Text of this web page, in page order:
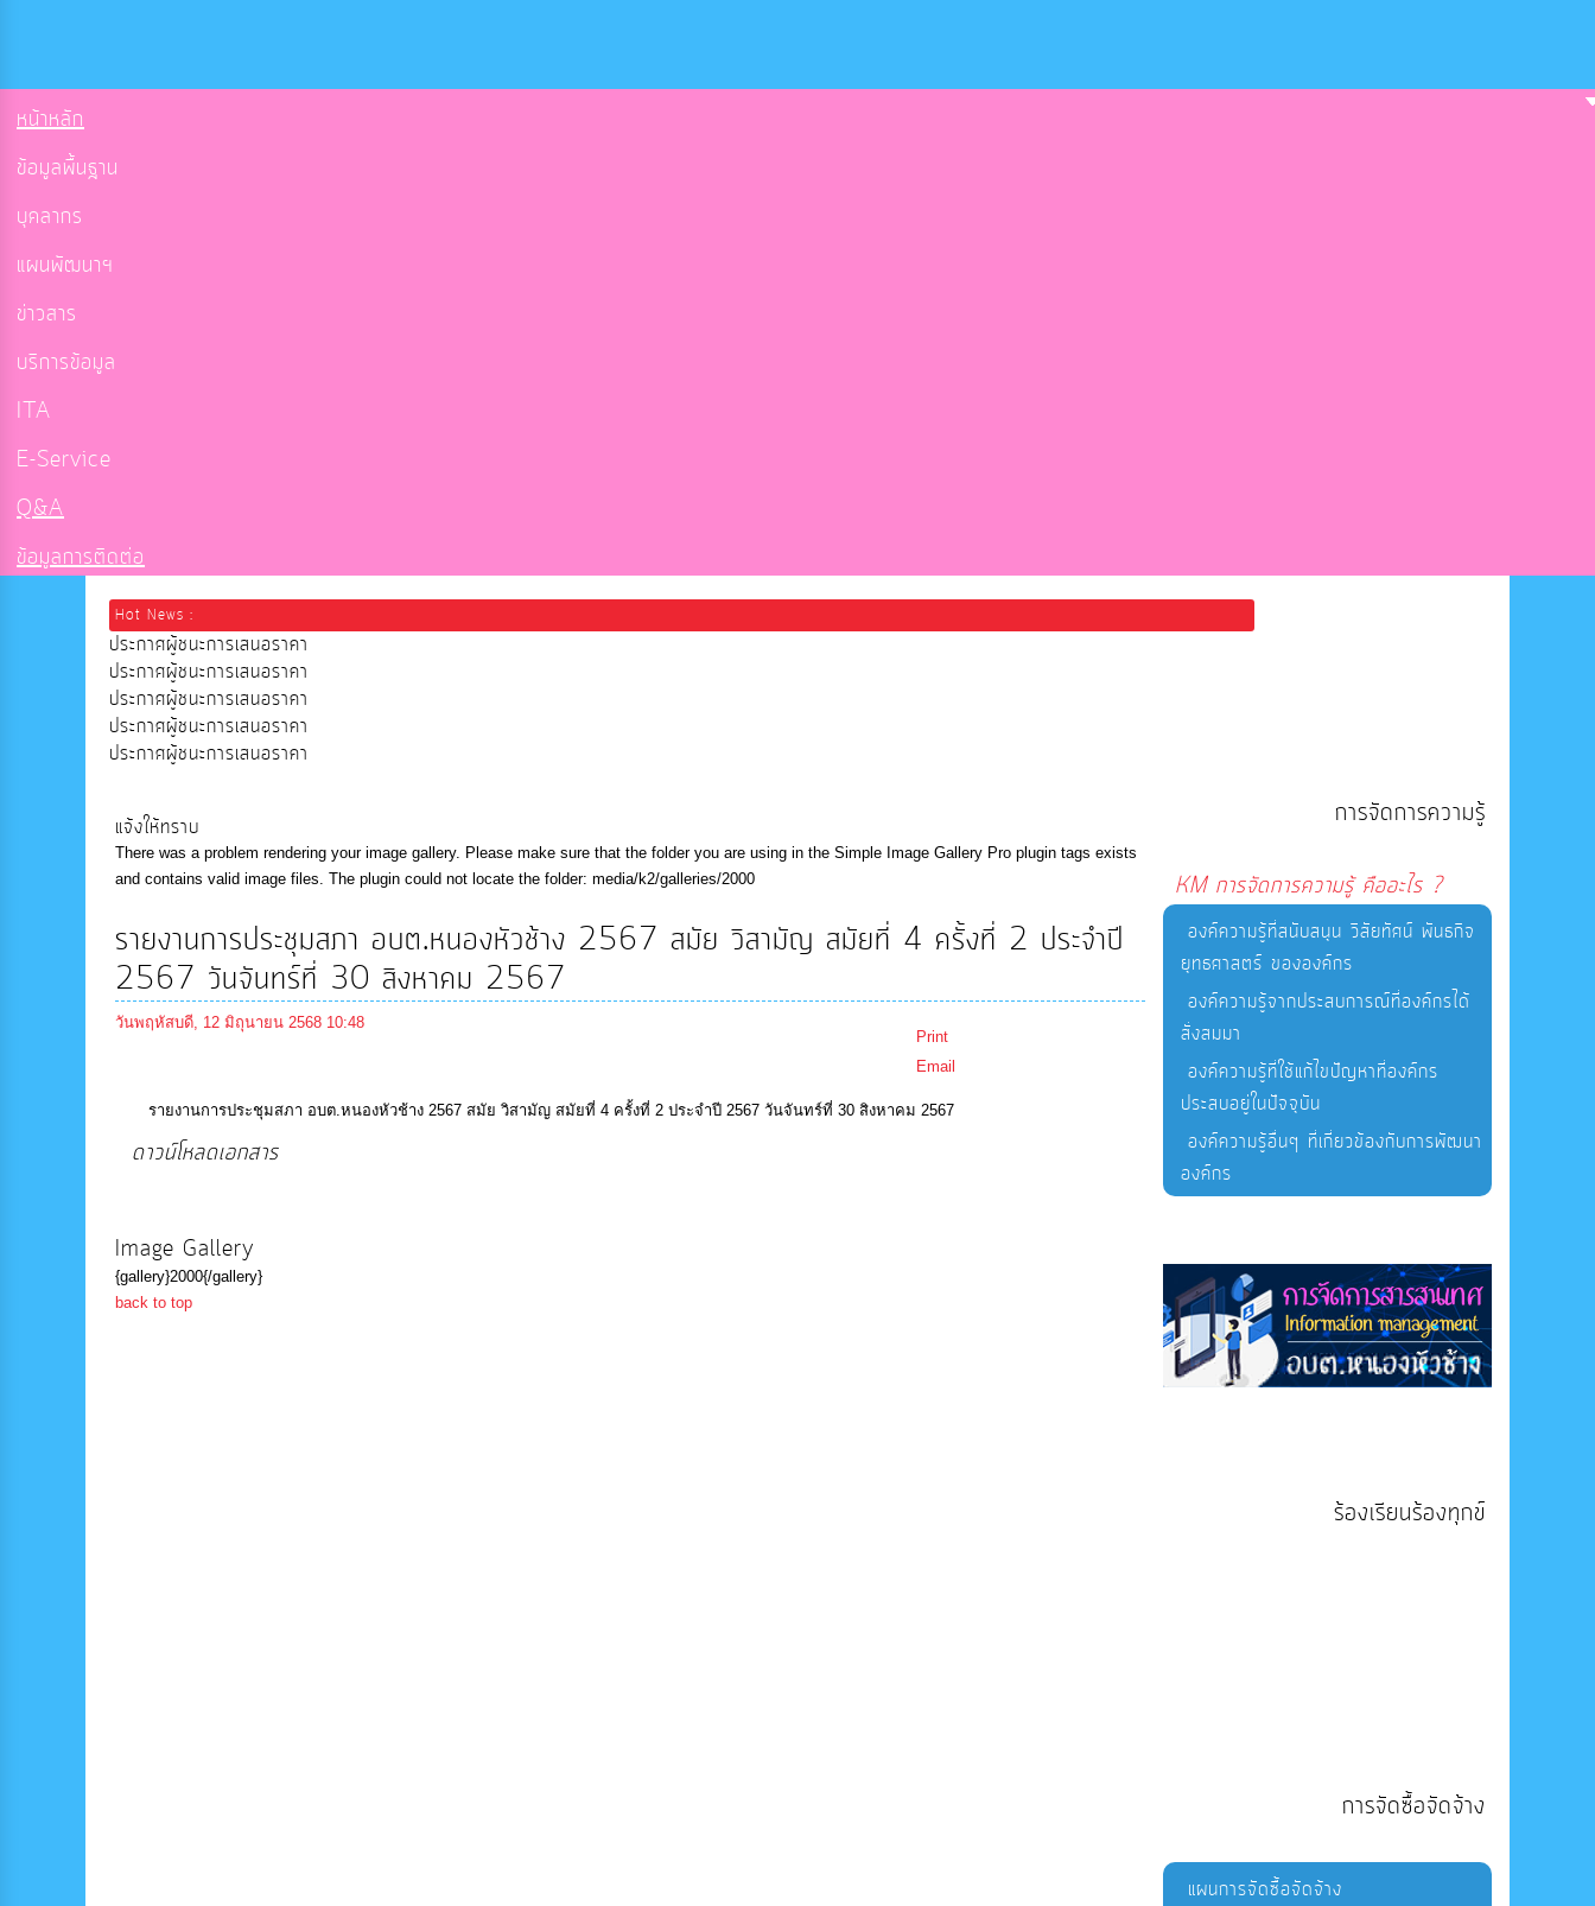
หน้าหลัก
ข้อมูลพื้นฐาน
บุคลากร
แผนพัฒนาฯ
ข่าวสาร
บริการข้อมูล
ITA
E-Service
Q&A
ข้อมูลการติดต่อ
Hot News :
ประกาศผู้ชนะการเสนอราคา
ประกาศผู้ชนะการเสนอราคา
ประกาศผู้ชนะการเสนอราคา
ประกาศผู้ชนะการเสนอราคา
ประกาศผู้ชนะการเสนอราคา
แจ้งให้ทราบ
There was a problem rendering your image gallery. Please make sure that the folder you are using in the Simple Image Gallery Pro plugin tags exists
and contains valid image files. The plugin could not locate the folder: media/k2/galleries/2000
รายงานการประชุมสภา อบต.หนองหัวช้าง 2567 สมัย วิสามัญ สมัยที่ 4 ครั้งที่ 2 ประจำปี
2567 วันจันทร์ที่ 30 สิงหาคม 2567
วันพฤหัสบดี, 12 มิถุนายน 2568 10:48
Print
Email
รายงานการประชุมสภา อบต.หนองหัวช้าง 2567 สมัย วิสามัญ สมัยที่ 4 ครั้งที่ 2 ประจำปี 2567 วันจันทร์ที่ 30 สิงหาคม 2567
ดาวน์โหลดเอกสาร
Image Gallery
{gallery}2000{/gallery}
back to top
การจัดการความรู้
KM การจัดการความรู้ คืออะไร ?
องค์ความรู้ที่สนับสนุน วิสัยทัศน์ พันธกิจ
ยุทธศาสตร์ ขององค์กร
องค์ความรู้จากประสบการณ์ที่องค์กรได้
สั่งสมมา
องค์ความรู้ที่ใช้แก้ไขปัญหาที่องค์กร
ประสบอยู่ในปัจจุบัน
องค์ความรู้อื่นๆ ที่เกี่ยวข้องกับการพัฒนา
องค์กร
ร้องเรียนร้องทุกข์
การจัดซื้อจัดจ้าง
แผนการจัดซื้อจัดจ้าง